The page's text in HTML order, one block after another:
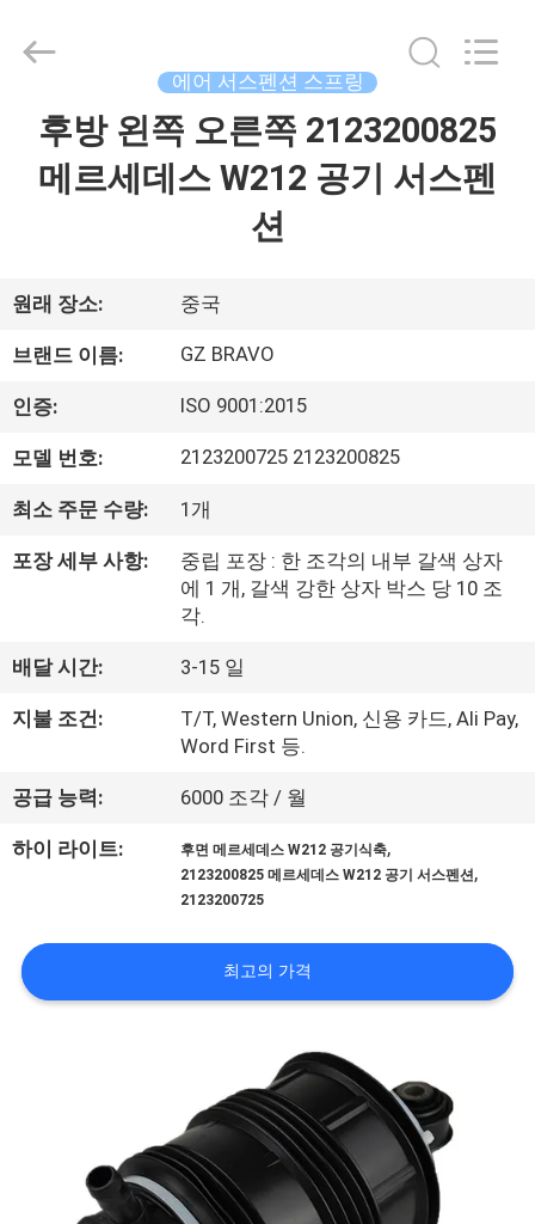
회
사
소
공
견
학
품
질
리
2020
Limited.
에어 서스펜션 스프링
후방 왼쪽 오른쪽 2123200825
메르세데스 W212 공기 서스펜
션
원래 장소: 중국
브랜드 이름: GZ BRAVO
인증: ISO 9001:2015
모델 번호: 2123200725 2123200825
최소 주문 수량: 1개
포장 세부 사항:
중립 포장 : 한 조각의 내부 갈색 상자
에 1 개, 갈색 강한 상자 박스 당 10 조
각.
배달 시간: 3-15 일
지불 조건:
T/T, Western Union, 신용 카드, Ali Pay,
Word First 등.
공급 능력: 6000 조각 / 월
하이 라이트: 후면 메르세데스 W212 공기식축,
2123200825 메르세데스 W212 공기 서스펜션,
2123200725
최고의 가격